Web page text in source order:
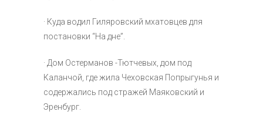
· Куда водил Гиляровский мхатовцев для
постановки “На дне”.
· Дом Остерманов -Тютчевых, дом под
Каланчой, где жила Чеховская Попрыгунья и
содержались под стражей Маяковский и
Эренбург.